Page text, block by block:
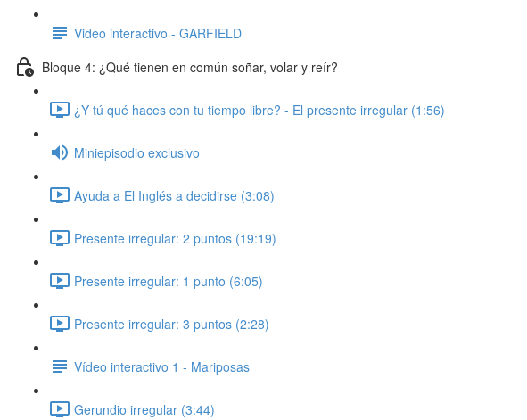
Video interactivo - GARFIELD
Bloque 4: ¿Qué tienen en común soñar, volar y reír?
¿Y tú qué haces con tu tiempo libre? - El presente irregular (1:56)
Miniepisodio exclusivo
Ayuda a El Inglés a decidirse (3:08)
Presente irregular: 2 puntos (19:19)
Presente irregular: 1 punto (6:05)
Presente irregular: 3 puntos (2:28)
Vídeo interactivo 1 - Mariposas
Gerundio irregular (3:44)